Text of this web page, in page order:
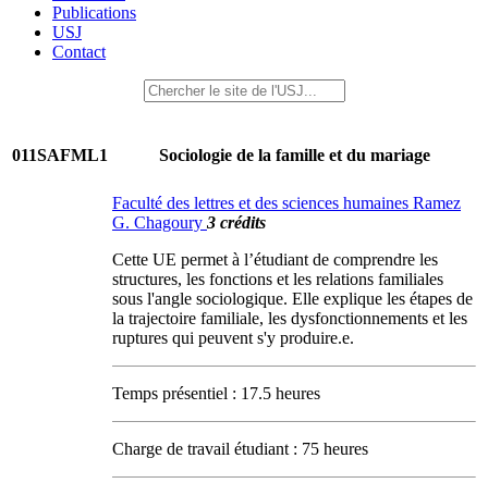
Publications
USJ
Contact
011SAFML1 Sociologie de la famille et du mariage
Faculté des lettres et des sciences humaines Ramez
G. Chagoury 3 crédits
Cette UE permet à l’étudiant de comprendre les
structures, les fonctions et les relations familiales
sous l'angle sociologique. Elle explique les étapes de
la trajectoire familiale, les dysfonctionnements et les
ruptures qui peuvent s'y produire.e.
Temps présentiel : 17.5 heures
Charge de travail étudiant : 75 heures